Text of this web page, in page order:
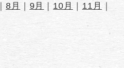
｜ 8月 ｜ 9月 ｜ 10月 ｜ 11月 ｜